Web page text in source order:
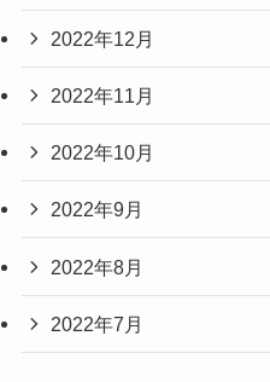
2022年12月
2022年11月
2022年10月
2022年9月
2022年8月
2022年7月